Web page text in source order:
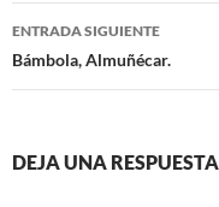
de
entradas
ENTRADA SIGUIENTE
Bámbola, Almuñécar.
DEJA UNA RESPUESTA